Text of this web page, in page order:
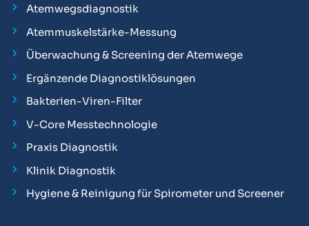
Atemwegsdiagnostik
Atemmuskelstärke-Messung
Überwachung & Screening der Atemwege
Ergänzende Diagnostiklösungen
Bakterien-Viren-Filter
V-Core Messtechnologie
Praxis Diagnostik
Klinik Diagnostik
Hygiene & Reinigung für Spirometer und Screener